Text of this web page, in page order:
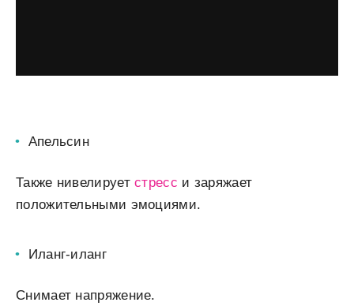
Апельсин
Также нивелируетстресс и заряжает
положительными эмоциями.
Иланг-иланг
Снимает напряжение.